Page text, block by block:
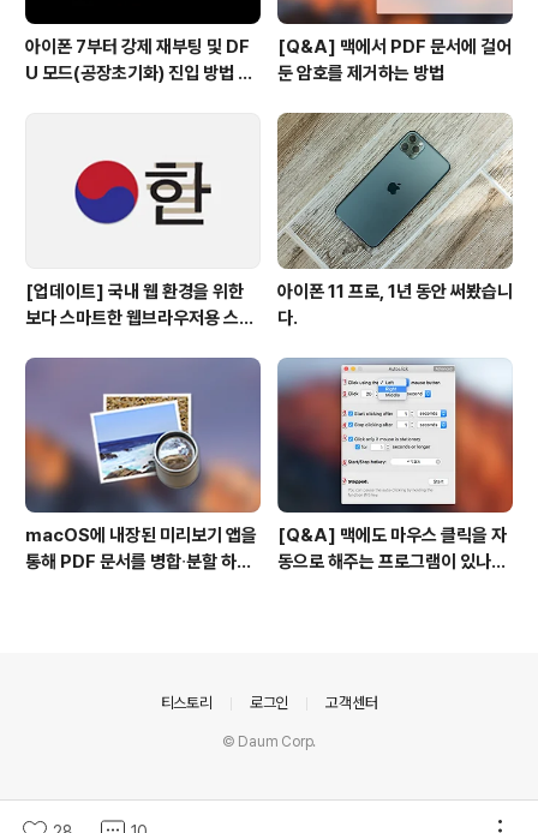
아이폰 7부터 강제 재부팅 및 DF
U 모드(공장초기화) 진입 방법 변
[Q&A] 맥에서 PDF 문서에 걸어
둔 암호를 제거하는 방법
[업데이트] 국내 웹 환경을 위한
보다 스마트한 웹브라우저용 스타
아이폰 11 프로, 1년 동안 써봤습니
다.
macOS에 내장된 미리보기 앱을
통해 PDF 문서를 병합∙분할 하는
[Q&A] 맥에도 마우스 클릭을 자
동으로 해주는 프로그램이 있나
티스토리 로그인 고객센터
© Daum Corp.